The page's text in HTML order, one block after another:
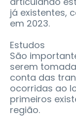
já existentes,
em 2023.
Estudos
São
serem
conta das
ocorridas ao
primeiros
região.